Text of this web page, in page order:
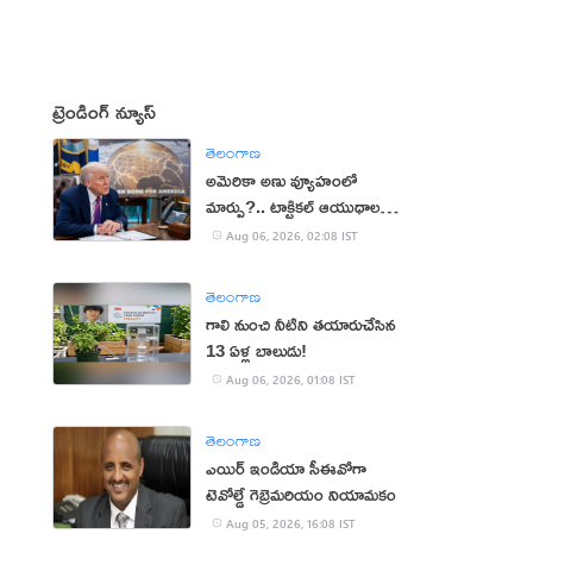
ట్రెండింగ్ న్యూస్
తెలంగాణ
అమెరికా అణు వ్యూహంలో
మార్పు?.. టాక్టికల్ ఆయుధాలకు
ప్రాధాన్యం!
Aug 06, 2026, 02:08 IST
తెలంగాణ
గాలి నుంచి నీటిని తయారుచేసిన
13 ఏళ్ల బాలుడు!
Aug 06, 2026, 01:08 IST
తెలంగాణ
ఎయిర్ ఇండియా సీఈవోగా
టెవోల్డే గెబ్రెమరియం నియామకం
Aug 05, 2026, 16:08 IST